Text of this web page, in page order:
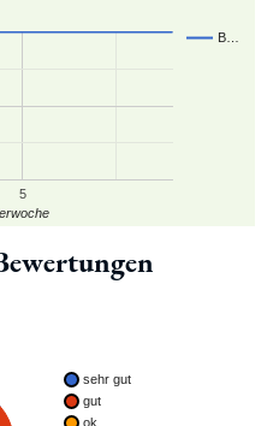
B…
5
sehr gut
gut
ok